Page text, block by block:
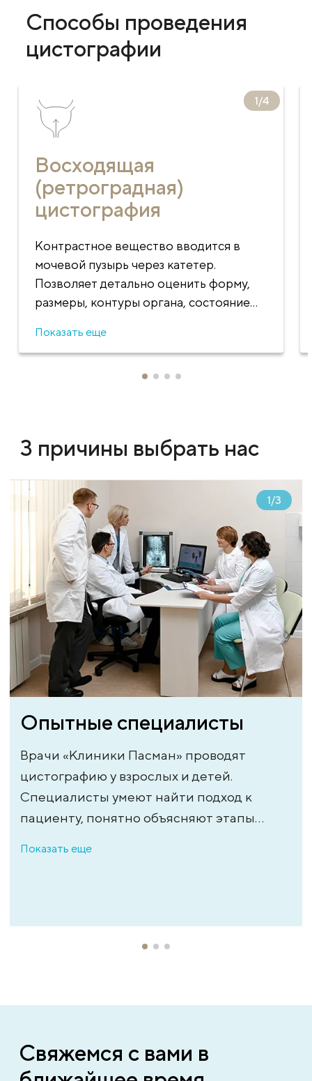
Способы проведения
цистографии
1/4
Восходящая
(ретроградная)
цистография
Контрастное вещество вводится в
мочевой пузырь через катетер.
Позволяет детально оценить форму,
размеры, контуры органа, состояние
травмы и другие изменения.
Показать еще
3 причины выбрать нас
1/3
Опытные специалисты
Врачи «Клиники Пасман» проводят
цистографию у взрослых и детей.
Специалисты умеют найти подход к
пациенту, понятно объясняют этапы
Показать еще
Свяжемся с вами в